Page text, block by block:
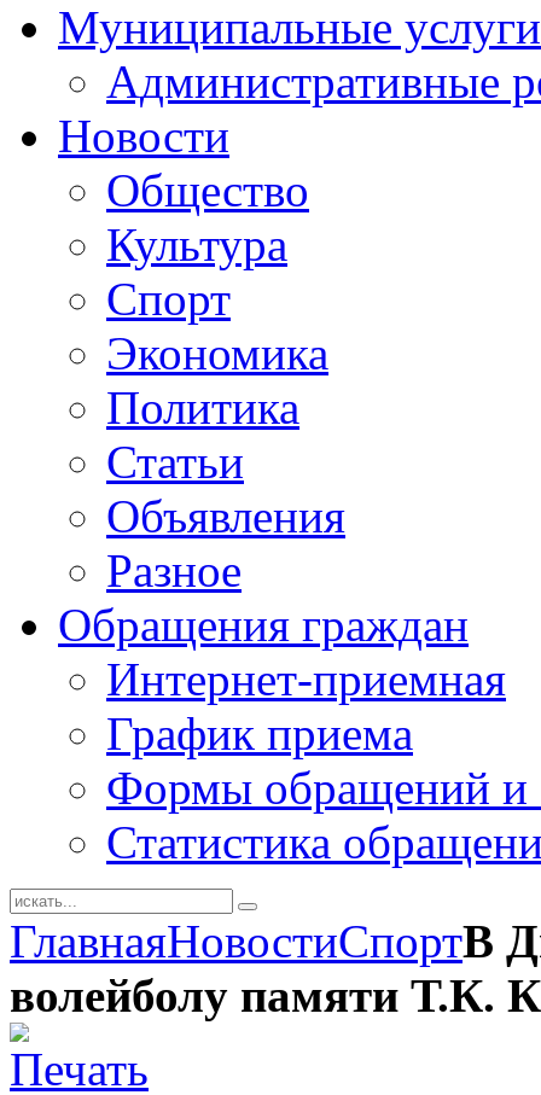
Муниципальные услуги
Административные
Новости
Общество
Культура
Спорт
Экономика
Политика
Статьи
Объявления
Разное
Обращения граждан
Интернет-приемная
График приема
Формы обращений и
Статистика
ГлавнаяНовостиСпортВ
волейболу памяти Т.К.